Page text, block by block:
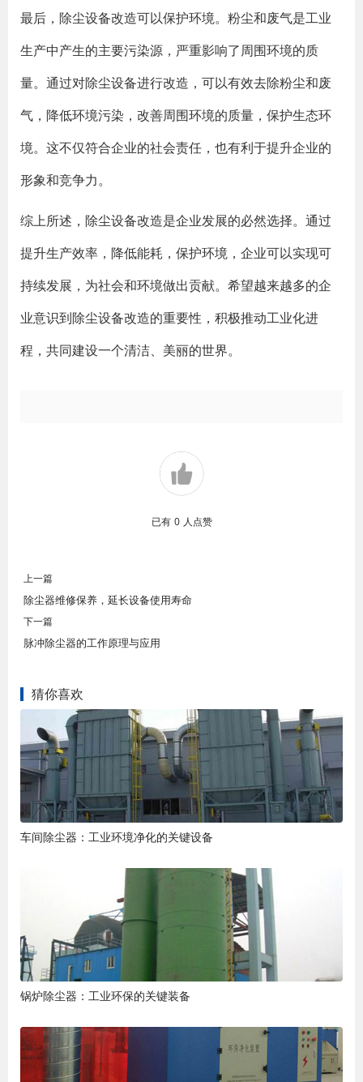
最后，除尘设备改造可以保护环境。粉尘和废气是工业
生产中产生的主要污染源，严重影响了周围环境的质
量。通过对除尘设备进行改造，可以有效去除粉尘和废
气，降低环境污染，改善周围环境的质量，保护生态环
境。这不仅符合企业的社会责任，也有利于提升企业的
形象和竞争力。
综上所述，除尘设备改造是企业发展的必然选择。通过
提升生产效率，降低能耗，保护环境，企业可以实现可
持续发展，为社会和环境做出贡献。希望越来越多的企
业意识到除尘设备改造的重要性，积极推动工业化进
程，共同建设一个清洁、美丽的世界。
已有 0 人点赞
上一篇
除尘器维修保养，延长设备使用寿命
下一篇
脉冲除尘器的工作原理与应用
猜你喜欢
车间除尘器：工业环境净化的关键设备
锅炉除尘器：工业环保的关键装备